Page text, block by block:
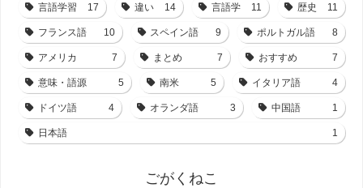
言語学習 17 違い 14 言語学 11 歴史 11
フランス語 10 スペイン語 9 ポルトガル語 8
アメリカ 7 まとめ 7 おすすめ 7
意味・語源 5 南米 5 イタリア語 4
ドイツ語 4 オランダ語 3 中国語 1
日本語 1
ごがくねこ